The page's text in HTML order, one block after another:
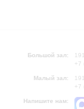
Большой зал:
+7
Малый зал:
+7
Напишите нам: